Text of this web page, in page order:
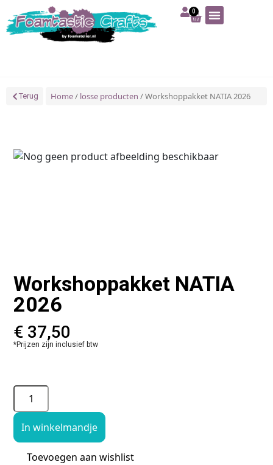
0
Terug Home/ losse producten / Workshoppakket NATIA 2026
Workshoppakket NATIA
2026
€ 37,50
*Prijzen zijn inclusief btw
In winkelmandje
Toevoegen aan wishlist